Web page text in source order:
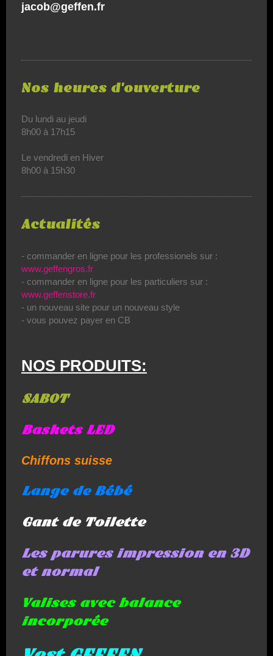
jacob@geffen.fr
Nos heures d'ouverture
Du lundi au jeudi
8h00 à 17h15
Le vendredi en Hiver
8h00 à 15h30
Actualités
- commander en ligne pour les professionels sur :
www.geffengros.fr
- commander en ligne pour les particuliers sur :
www.geffenstore.fr
- un nouveau site pour un nouveau style
- vous pouvez payer en CB
NOS PRODUITS:
SABOT
Baskets LED
Chiffons suisse
Lange de Bébé
Gant de Toilette
Les parures impression en 3D
et normal
Valises avec balance
incorporée